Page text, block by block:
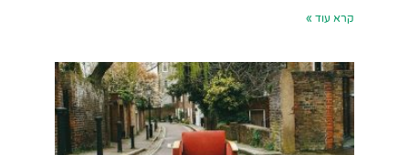
קרא עוד »